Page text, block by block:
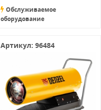
Обслуживаемое
оборудование
Артикул: 96484